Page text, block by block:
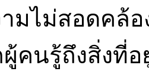
มไม่สอดคล้อ
คนรู้ถึงสิ่งที่